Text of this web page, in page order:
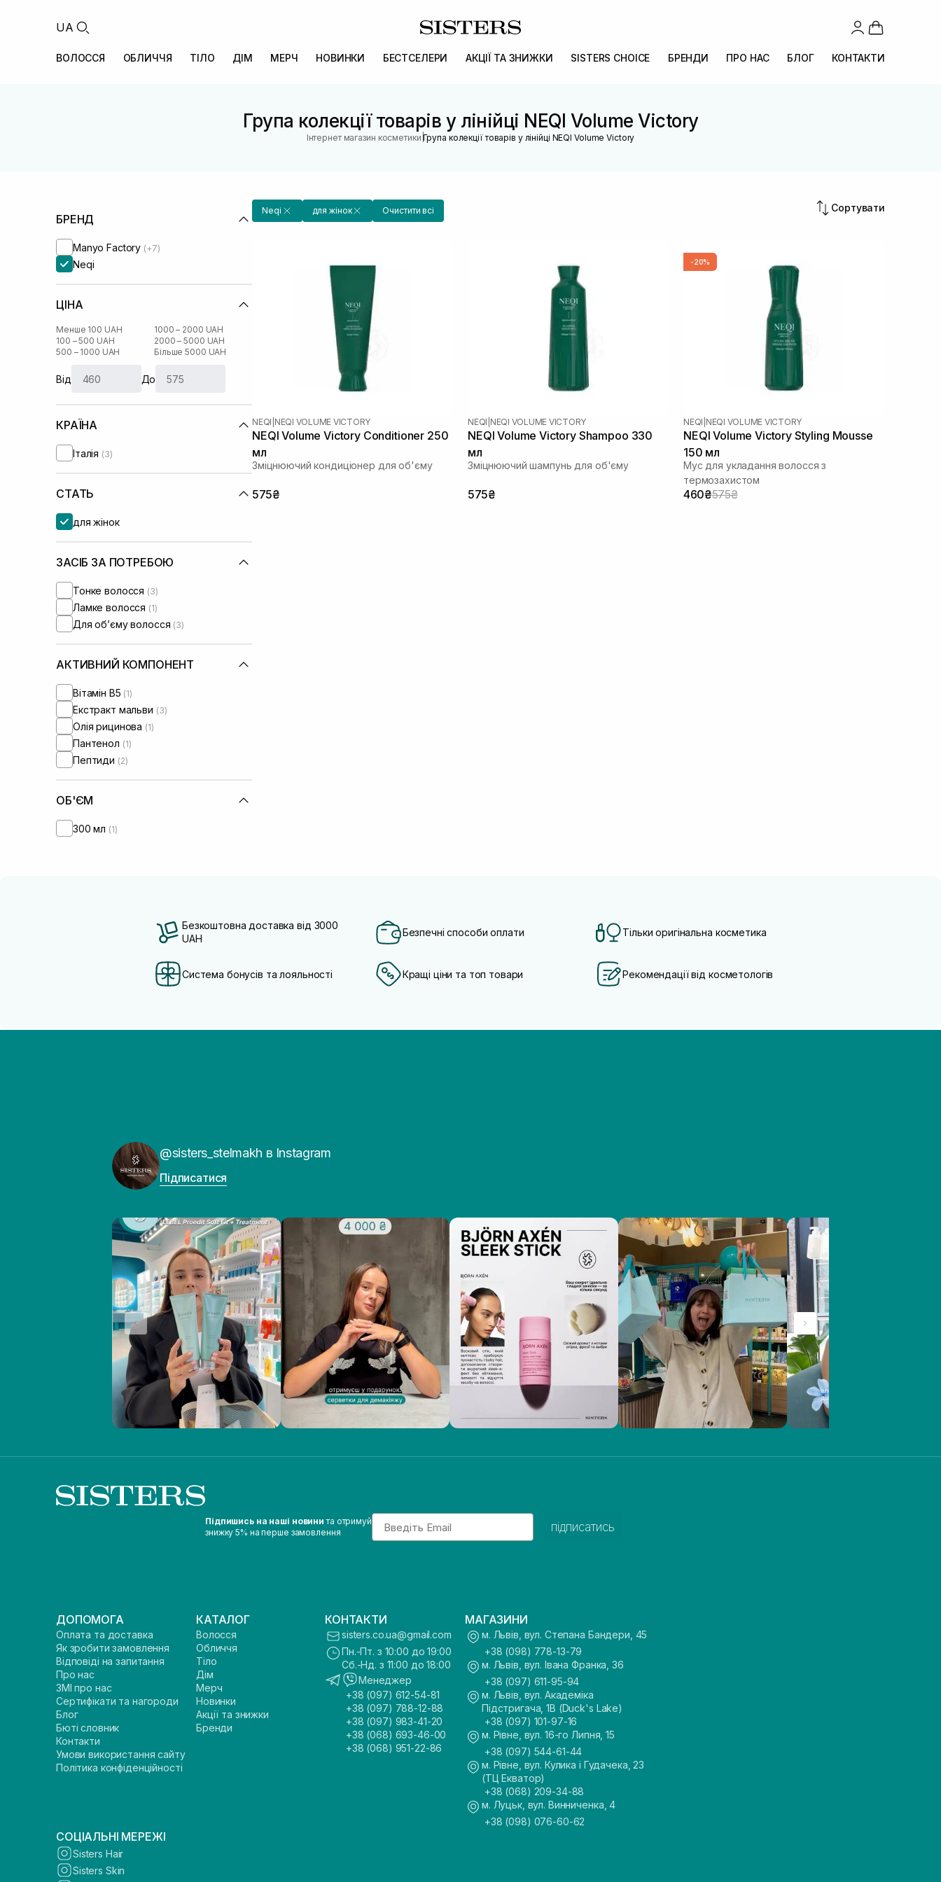
UA
ВОЛОССЯ ОБЛИЧЧЯ ТІЛО ДІМ МЕРЧ НОВИНКИ БЕСТСЕЛЕРИ АКЦІЇ ТА ЗНИЖКИ SISTERS CHOICE БРЕНДИ ПРО НАС БЛОГ КОНТАКТИ
Група колекції товарів у лінійці NEQI Volume Victory
Інтернет магазин косметики |Група колекції товарів у лінійці NEQI Volume Victory
БРЕНД
Manyo Factory (+7)
Neqi
ЦІНА
Менше 100 UAH
100 – 500 UAH
500 – 1000 UAH
1000 – 2000 UAH
2000 – 5000 UAH
Більше 5000 UAH
Від До
КРАЇНА
Італія (3)
СТАТЬ
для жінок
ЗАСІБ ЗА ПОТРЕБОЮ
Тонке волосся (3)
Ламке волосся (1)
Для обʼєму волосся (3)
АКТИВНИЙ КОМПОНЕНТ
Вітамін B5 (1)
Екстракт мальви (3)
Олія рицинова (1)
Пантенол (1)
Пептиди (2)
ОБ'ЄМ
300 мл (1)
Neqi для жінок Очистити всі Сортувати
NEQI NEQI VOLUME VICTORY
NEQI Volume Victory Conditioner 250
мл
Зміцнюючий кондиціонер для об'єму
575₴
NEQI NEQI VOLUME VICTORY
NEQI Volume Victory Shampoo 330
мл
Зміцнюючий шампунь для об'єму
575₴
-20%
NEQI NEQI VOLUME VICTORY
NEQI Volume Victory Styling Mousse
150 мл
Мус для укладання волосся з
термозахистом
460₴575₴
Безкоштовна доставка від 3000
UAH
Безпечні способи оплати Тільки оригінальна косметика
Система бонусів та лояльності Кращі ціни та топ товари Рекомендації від косметологів
@sisters_stelmakh в Instagram
Підписатися
Підпишись на наші новини та отримуй
знижку 5% на перше замовлення
Email
підписатись
ДОПОМОГА
Оплата та доставка
Як зробити замовлення
Відповіді на запитання
Про нас
ЗМІ про нас
Сертифікати та нагороди
Блог
Бюті словник
Контакти
Умови використання сайту
Політика конфіденційності
КАТАЛОГ
Волосся
Обличчя
Тіло
Дім
Мерч
Новинки
Акції та знижки
Бренди
КОНТАКТИ
sisters.co.ua@gmail.com
Пн.-Пт. з 10:00 до 19:00
Сб.-Нд. з 11:00 до 18:00
Менеджер
+38 (097) 612-54-81
+38 (097) 788-12-88
+38 (097) 983-41-20
+38 (068) 693-46-00
+38 (068) 951-22-86
МАГАЗИНИ
м. Львів, вул. Степана Бандери, 45
+38 (098) 778-13-79
м. Львів, вул. Івана Франка, 36
+38 (097) 611-95-94
м. Львів, вул. Академіка
Підстригача, 1В (Duck's Lake)
+38 (097) 101-97-16
м. Рівне, вул. 16-го Липня, 15
+38 (097) 544-61-44
м. Рівне, вул. Кулика і Гудачека, 23
(ТЦ Екватор)
+38 (068) 209-34-88
м. Луцьк, вул. Винниченка, 4
+38 (098) 076-60-62
СОЦІАЛЬНІ МЕРЕЖІ
Sisters Hair
Sisters Skin